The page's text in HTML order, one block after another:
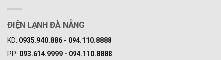
ĐIỆN LẠNH ĐÀ NẴNG
KD: 0935.940.886 - 094.110.8888
PP: 093.614.9999 - 094.110.8888